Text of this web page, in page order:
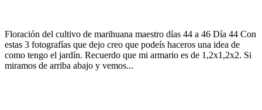
Floración del cultivo de marihuana maestro días 44 a 46 Día 44 Con
estas 3 fotografías que dejo creo que podeís haceros una idea de
como tengo el jardín. Recuerdo que mi armario es de 1,2x1,2x2. Si
miramos de arriba abajo y vemos...